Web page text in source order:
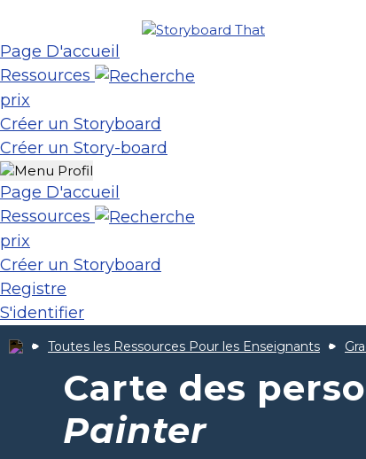
Page D'accueil
Ressources
prix
Créer un Storyboard
Créer un Story-board
Page D'accueil
Ressources
prix
Créer un Storyboard
Registre
S'identifier
Toutes les Ressources Pour les Enseignants
Carte des
Painter